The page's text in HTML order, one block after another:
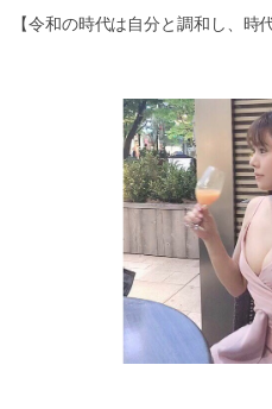
【令和の時代は自分と調和し、時